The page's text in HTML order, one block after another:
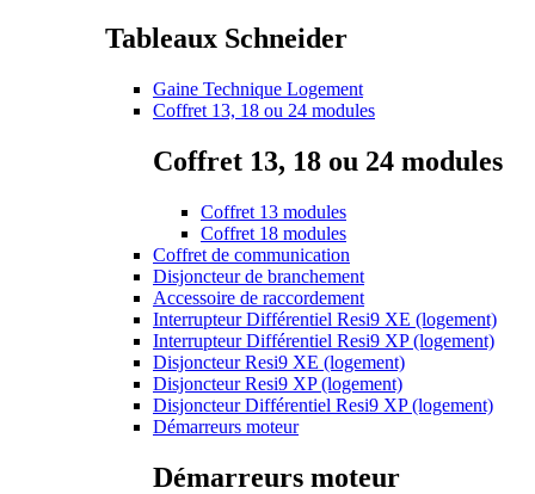
Tableaux Schneider
Gaine Technique Logement
Coffret 13, 18 ou 24 modules
Coffret 13, 18 ou 24 modules
Coffret 13 modules
Coffret 18 modules
Coffret de communication
Disjoncteur de branchement
Accessoire de raccordement
Interrupteur Différentiel Resi9 XE (logement)
Interrupteur Différentiel Resi9 XP (logement)
Disjoncteur Resi9 XE (logement)
Disjoncteur Resi9 XP (logement)
Disjoncteur Différentiel Resi9 XP (logement)
Démarreurs moteur
Démarreurs moteur